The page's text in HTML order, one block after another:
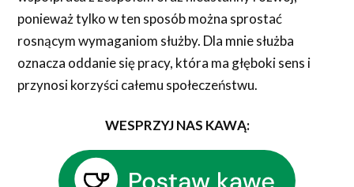
ponieważ tylko w ten sposób można sprostać
rosnącym wymaganiom służby. Dla mnie służba
oznacza oddanie się pracy, która ma głęboki sens i
przynosi korzyści całemu społeczeństwu.
WESPRZYJ NAS KAWĄ: